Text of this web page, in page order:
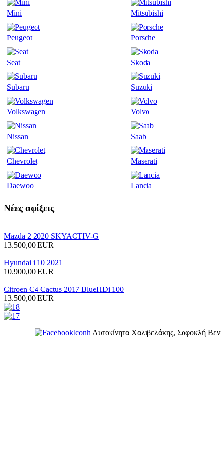
Mini Mitsubishi
Peugeot Porsche
Seat Skoda
Subaru Suzuki
Volkswagen Volvo
Nissan Saab
Chevrolet Maserati
Daewoo Lancia
Νέες αφίξεις
Mazda 2 2020 SKYACTIV-G
13.500,00 EUR
Hyundai i 10 2021
10.900,00 EUR
Citroen C4 Cactus 2017 BlueHDi 100
13.500,00 EUR
Αυτοκίνητα Χαλιβελάκης, Σοφοκλή